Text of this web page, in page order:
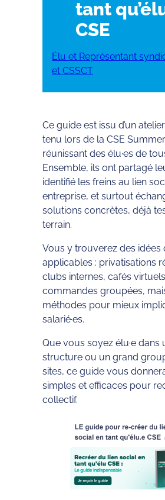
tant
CSE
Élu et Représentant
et CSSCT
Ce guide est issu d’un
tenu lors de la CSE
réunissant des élu·es de
Ensemble, ils ont partagé
identifié les freins au lien
entreprise, et surtout
solutions concrètes, déjà
terrain.
Vous y trouverez des idées
applicables : privatisations
clubs internes, cafés
commandes groupées,
méthodes pour mieux
salarié·es.
Que vous soyez élu·e dans
structure ou un grand
sites, ce guide vous
simples et efficaces pour
collectif.